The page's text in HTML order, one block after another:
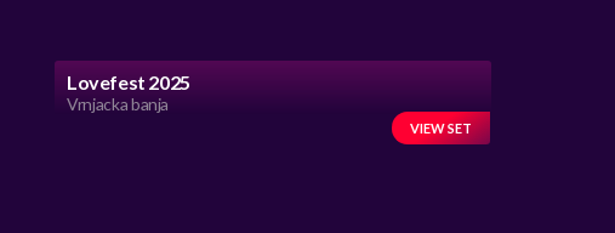
Lovefest 2025
Vrnjacka banja
VIEW SET